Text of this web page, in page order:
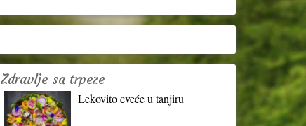
Zdravlje sa trpeze
Lekovito cveće u tanjiru